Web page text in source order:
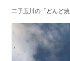
二子玉川の「どんど